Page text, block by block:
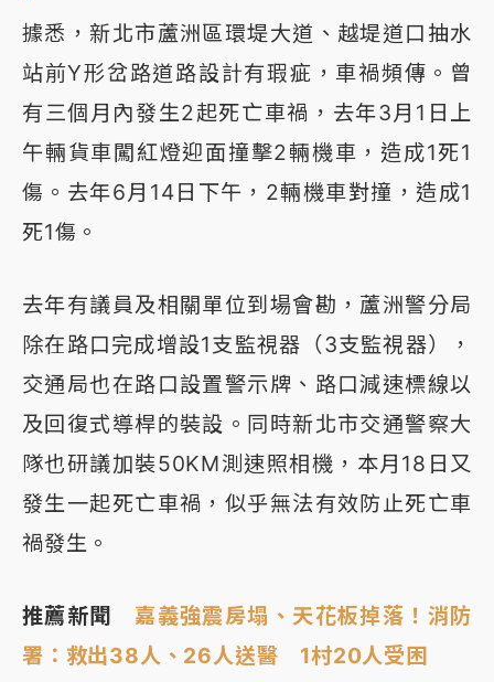
據悉，新北市蘆洲區環堤大道、越堤道口抽水
站前Y形岔路道路設計有瑕疵，車禍頻傳。曾
有三個月內發生2起死亡車禍，去年3月1日上
午輛貨車闖紅燈迎面撞擊2輛機車，造成1死1
傷。去年6月14日下午，2輛機車對撞，造成1
死1傷。
去年有議員及相關單位到場會勘，蘆洲警分局
除在路口完成增設1支監視器（3支監視器），
交通局也在路口設置警示牌、路口減速標線以
及回復式導桿的裝設。同時新北市交通警察大
隊也研議加裝50KM測速照相機，本月18日又
發生一起死亡車禍，似乎無法有效防止死亡車
禍發生。
推薦新聞 嘉義強震房塌、天花板掉落！消防
署：救出38人、26人送醫 1村20人受困